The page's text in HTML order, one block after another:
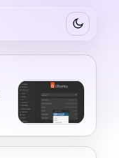
Switch to